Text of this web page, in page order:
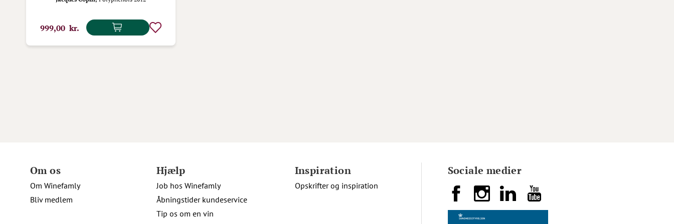
999,00 kr.
Om os
Om Winefamly
Bliv medlem
Hjælp
Job hos Winefamly
Åbningstider kundeservice
Tip os om en vin
Inspiration
Opskrifter og inspiration
Sociale medier